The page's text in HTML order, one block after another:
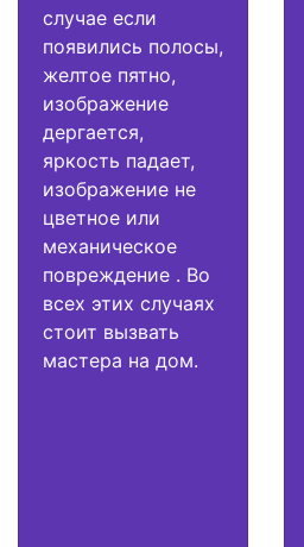
случае если
появились полосы,
желтое пятно,
изображение
дергается,
яркость падает,
изображение не
цветное или
механическое
повреждение . Во
всех этих случаях
стоит вызвать
мастера на дом.